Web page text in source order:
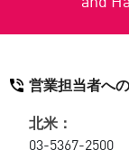
営業担当者へ
北米：
03-5367-2500